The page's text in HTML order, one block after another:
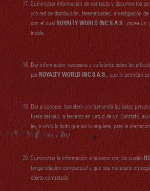
Suministrar información de contacto y documentos
y/o red de distribución, telemercadeo, investigación
con el cual ROYALTY WORLD INC S.A.S., posea un
índole.
Dar información necesaria y suficiente sobre los
por ROYALTY WORLD INC S.A.S., que le permitan
Dar a conocer, transferir y/o transmitir los datos
fuera del país, a terceros en virtud de un Contrato,
ley o vínculo lícito que así lo requiera, para la
Suministrar la información a terceros con los cuales
tenga relación contractual y que sea necesario
objeto contratado.